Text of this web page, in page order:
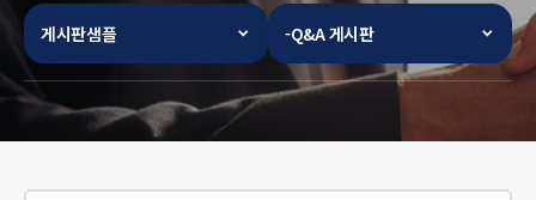
게시판샘플 -Q&A 게시판